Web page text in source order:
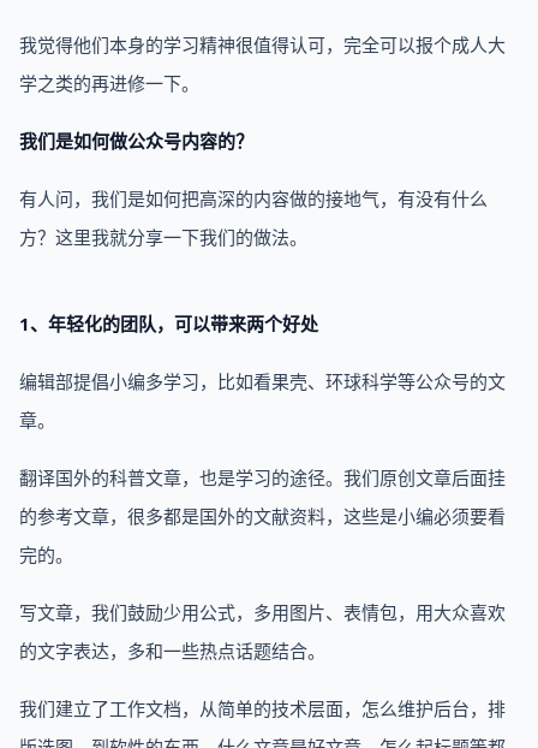
我觉得他们本身的学习精神很值得认可，完全可以报个成人大
学之类的再进修一下。
我们是如何做公众号内容的？
有人问，我们是如何把高深的内容做的接地气，有没有什么
方？这里我就分享一下我们的做法。
1、年轻化的团队，可以带来两个好处
编辑部提倡小编多学习，比如看果壳、环球科学等公众号的文
章。
翻译国外的科普文章，也是学习的途径。我们原创文章后面挂
的参考文章，很多都是国外的文献资料，这些是小编必须要看
完的。
写文章，我们鼓励少用公式，多用图片、表情包，用大众喜欢
的文字表达，多和一些热点话题结合。
我们建立了工作文档，从简单的技术层面，怎么维护后台，排